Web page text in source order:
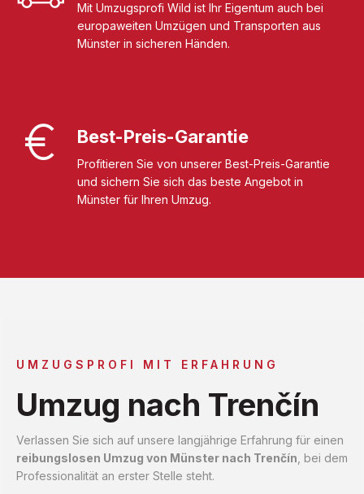
Mit Umzugsprofi Wild ist Ihr Eigentum auch bei
europaweiten Umzügen und Transporten aus
Münster in sicheren Händen.
Best-Preis-Garantie
Profitieren Sie von unserer Best-Preis-Garantie
und sichern Sie sich das beste Angebot in
Münster für Ihren Umzug.
UMZUGSPROFI MIT ERFAHRUNG
Umzug nach Trenčín
Verlassen Sie sich auf unsere langjährige Erfahrung für einen
reibungslosen Umzug von Münster nach Trenčín , bei dem
Professionalität an erster Stelle steht.